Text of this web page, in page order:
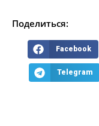
Поделиться:
Facebook
Telegram